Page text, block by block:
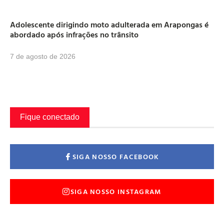
Adolescente dirigindo moto adulterada em Arapongas é
abordado após infrações no trânsito
7 de agosto de 2026
Fique conectado
SIGA NOSSO FACEBOOK
SIGA NOSSO INSTAGRAM